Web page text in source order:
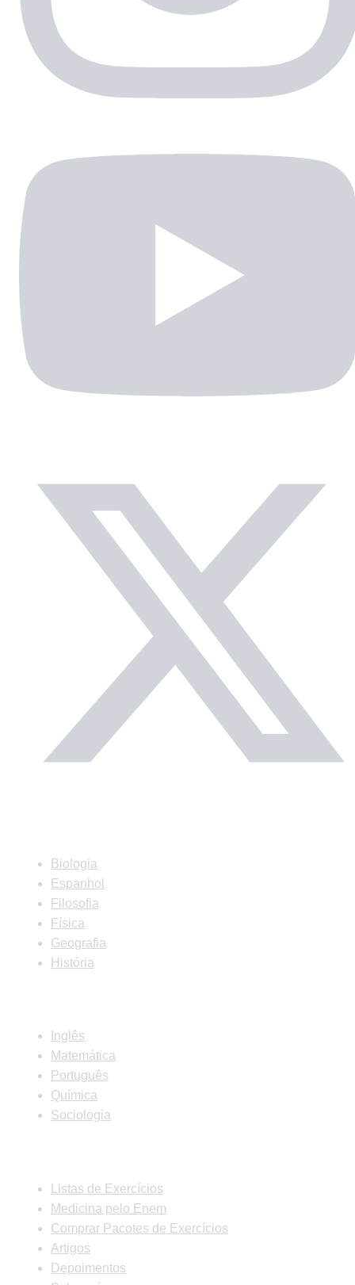
Biologia
Espanhol
Filosofia
Física
Geografia
História
Inglês
Matemática
Português
Química
Sociologia
Listas de Exercícios
Medicina pelo Enem
Comprar Pacotes de Exercícios
Artigos
Depoimentos